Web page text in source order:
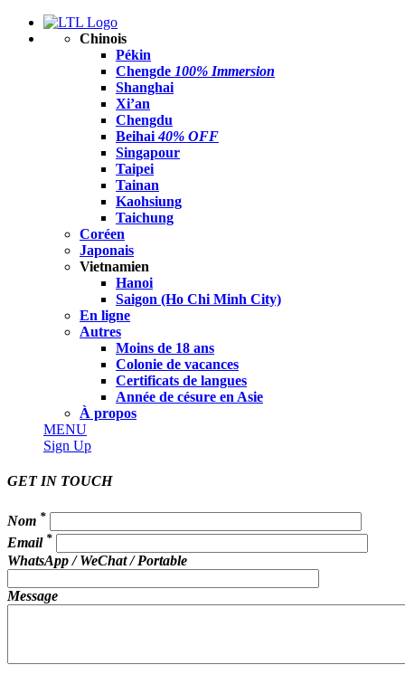
Chinois
Pékin
Chengde 100% Immersion
Shanghai
Xi’an
Chengdu
Beihai40% OFF
Singapour
Taipei
Tainan
Kaohsiung
Taichung
Coréen
Japonais
Vietnamien
Hanoi
Saigon (Ho Chi Minh City)
En ligne
Autres
Moins de 18 ans
Colonie de vacances
Certificats de langues
Année de césure en Asie
À propos
MENU
Sign Up
GET IN TOUCH
Nom *
Email *
WhatsApp / WeChat / Portable
Message